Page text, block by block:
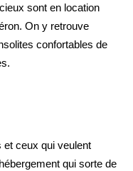
sont en location
On y retrouve
confortables de
et ceux qui veulent
qui sorte de